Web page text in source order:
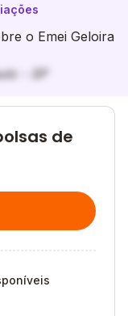
o Emei Geloira
- SP
de